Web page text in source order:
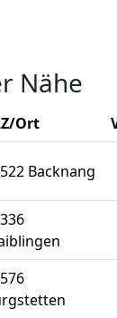
Nähe
Ort
Backnang